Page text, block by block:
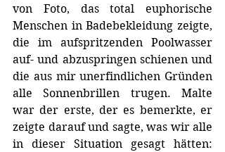
von Foto, das total euphorische
Menschen in Badebekleidung zeigte,
die im aufspritzenden Poolwasser
auf- und abzuspringen schienen und
die aus mir unerfindlichen Gründen
alle Sonnenbrillen trugen. Malte
war der erste, der es bemerkte, er
zeigte darauf und sagte, was wir alle
in dieser Situation gesagt hätten: